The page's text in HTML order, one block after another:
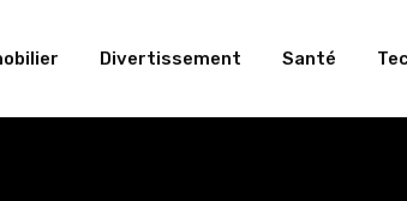
Divertissement Santé